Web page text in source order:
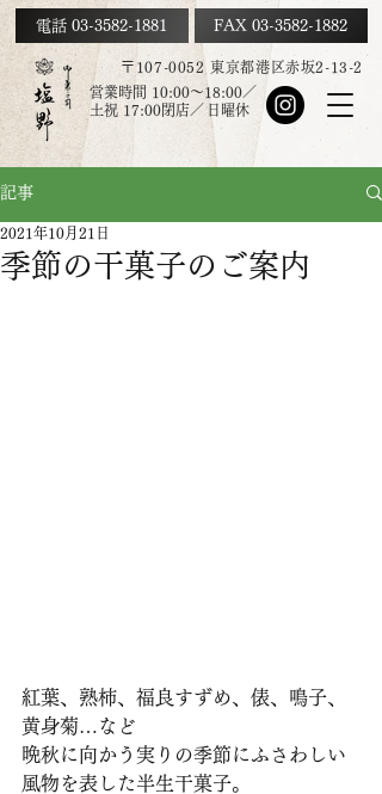
電話 03-3582-1881 FAX 03-3582-1882
〒107-0052 東京都港区赤坂2-13-2
営業時間 10:00～18:00／
土祝 17:00閉店／ 日曜休
記事
季節の干菓子のご案内
2021年10月21日
紅葉、熟柿、福良すずめ、俵、鳴子、
黄身菊…など
晩秋に向かう実りの季節にふさわしい
風物を表した半生干菓子。